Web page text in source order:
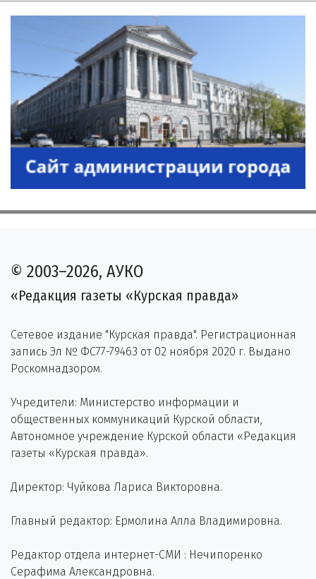
© 2003–2026, АУКО
«Редакция газеты «Курская правда»
Сетевое издание "Курская правда". Регистрационная
запись Эл № ФС77-79463 от 02 ноября 2020 г. Выдано
Роскомнадзором.
Учредители: Министерство информации и
общественных коммуникаций Курской области,
Автономное учреждение Курской области «Редакция
газеты «Курская правда».
Директор: Чуйкова Лариса Викторовна.
Главный редактор: Ермолина Алла Владимировна.
Редактор отдела интернет-СМИ : Нечипоренко
Серафима Александровна.